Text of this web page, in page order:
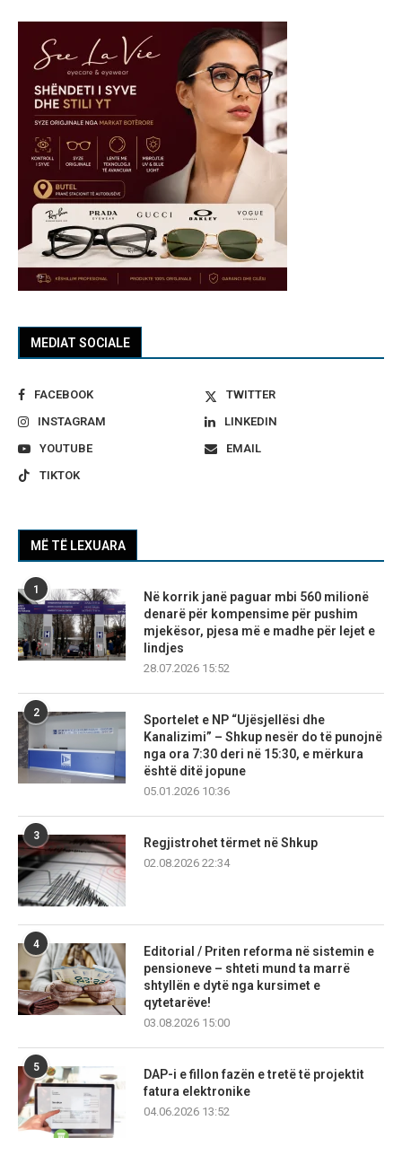
MEDIAT SOCIALE
FACEBOOK
TWITTER
INSTAGRAM
LINKEDIN
YOUTUBE
EMAIL
TIKTOK
MË TË LEXUARA
1
Në korrik janë paguar mbi 560 milionë
denarë për kompensime për pushim
mjekësor, pjesa më e madhe për lejet e
lindjes
28.07.2026 15:52
2
Sportelet e NP “Ujësjellësi dhe
Kanalizimi” – Shkup nesër do të punojnë
nga ora 7:30 deri në 15:30, e mërkura
është ditë jopune
05.01.2026 10:36
3
Regjistrohet tërmet në Shkup
02.08.2026 22:34
4
Editorial / Priten reforma në sistemin e
pensioneve – shteti mund ta marrë
shtyllën e dytë nga kursimet e
qytetarëve!
03.08.2026 15:00
5
DAP-i e fillon fazën e tretë të projektit
fatura elektronike
04.06.2026 13:52